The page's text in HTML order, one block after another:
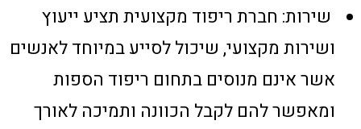
שירות: חברת ריפוד מקצועית תציע ייעוץ
ושירות מקצועי, שיכול לסייע במיוחד לאנשים
אשר אינם מנוסים בתחום ריפוד הספות
ומאפשר להם לקבל הכוונה ותמיכה לאורך